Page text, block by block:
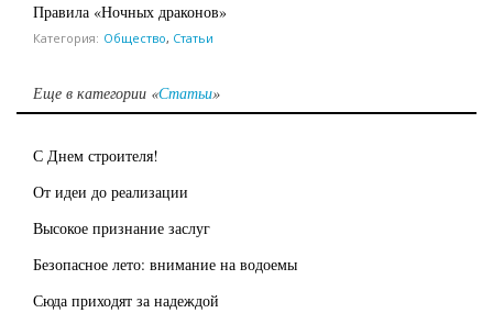
Правила «Ночных драконов»
Категория: Общество, Статьи
Еще в категории «Статьи»
С Днем строителя!
От идеи до реализации
Высокое признание заслуг
Безопасное лето: внимание на водоемы
Сюда приходят за надеждой